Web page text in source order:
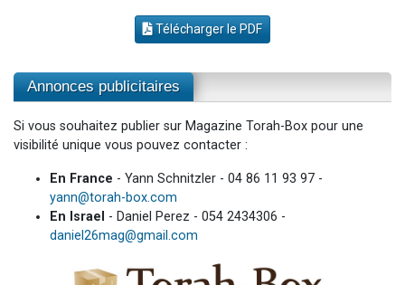
Télécharger le PDF
Annonces publicitaires
Si vous souhaitez publier sur Magazine Torah-Box pour une
visibilité unique vous pouvez contacter :
En France - Yann Schnitzler - 04 86 11 93 97 -
yann@torah-box.com
En Israel - Daniel Perez - 054 2434306 -
daniel26mag@gmail.com